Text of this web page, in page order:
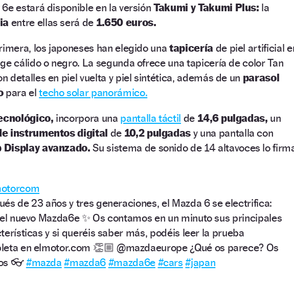
6e estará disponible en la versiónTakumi y Takumi Plus: la
entre ellas será de 1.650 euros.
los japoneses han elegido unatapicería de piel artificial
cálido o negro. La segunda ofrece una tapicería de color Tan
detalles en piel vuelta y piel sintética, además de un parasol
para eltecho solar panorámico.
incorpora una pantalla táctil de 14,6 pulgadas, un
instrumentos digital de 10,2 pulgadas y una pantalla con
Display avanzado.Su sistema de sonido de 14 altavoces lo
de 23 años y tres generaciones, el Mazda 6 se electrifica:
nuevo Mazda6e ✨ Os contamos en un minuto sus principales
y si queréis saber más, podéis leer la prueba
en elmotor.com 👏🏼 @mazdaeurope ¿Qué os parece? Os
👓#mazda #mazda6 #mazda6e #cars #japan